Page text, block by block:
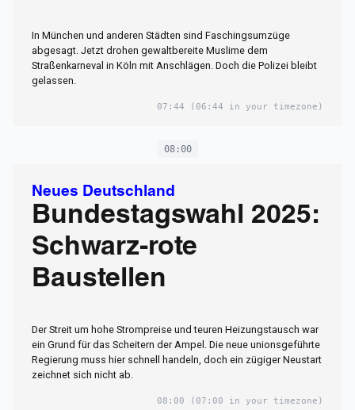
In München und anderen Städten sind Faschingsumzüge
abgesagt. Jetzt drohen gewaltbereite Muslime dem
Straßenkarneval in Köln mit Anschlägen. Doch die Polizei bleibt
gelassen.
07:44 (06:44 in your timezone)
08:00
Neues Deutschland
Bundestagswahl 2025:
Schwarz-rote
Baustellen
Der Streit um hohe Strompreise und teuren Heizungstausch war
ein Grund für das Scheitern der Ampel. Die neue unionsgeführte
Regierung muss hier schnell handeln, doch ein zügiger Neustart
zeichnet sich nicht ab.
08:00 (07:00 in your timezone)